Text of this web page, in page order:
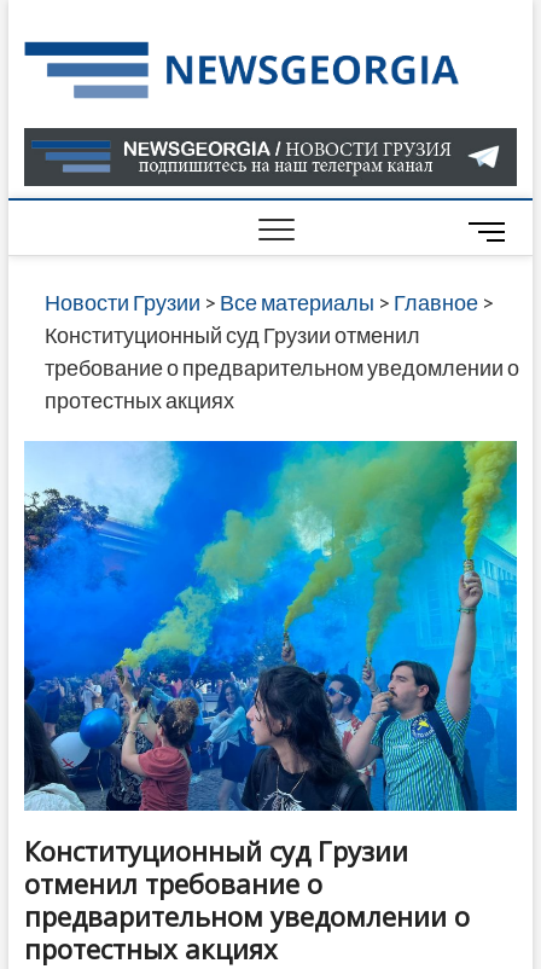
to
content
О
В
ГРУЗИИ
САЙТЕ
M
e
n
B
t
o
n
Новости Грузии > Все материалы > Главное>
Конституционный суд Грузии отменил
требование о предварительном уведомлении о
протестных акциях
Конституционный суд Грузии
отменил требование о
предварительном уведомлении о
протестных акциях